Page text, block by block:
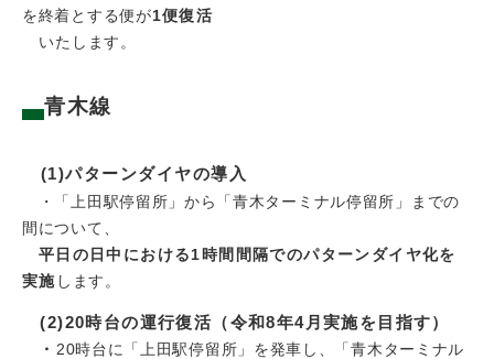
を終着とする便が1便復活
いたします。
青木線
(1)パターンダイヤの導入
・「上田駅停留所」から「青木ターミナル停留所」までの
間について、
平日の日中における1時間間隔でのパターンダイヤ化​を
実施 します。​
(2)20時台の運行復活（令和8年4月実施を目指す）
・ 20時台に「上田駅停留所」を発車し、「青木ターミナル